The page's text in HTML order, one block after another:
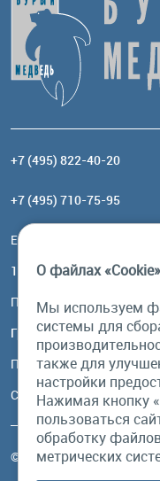
+7 (495) 822-40-20
+7 (495) 710-75-95
Email:
117485, Москва, ул.
Посмотреть на карте
График работы
Пн-Пт: с 10:00 до 18:00
Сб, Вс: выходной
© Бурый Медведь
О файлах
Мы используем
системы для
также для
настройки
Нажимая кнопку
пользоваться
обработку
метрических